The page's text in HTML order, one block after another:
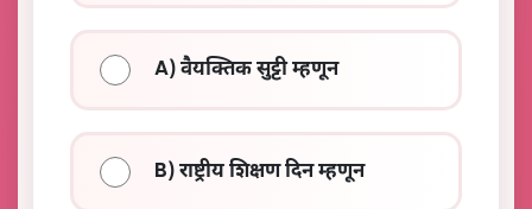
A) वैयक्तिक सुट्टी म्हणून
B) राष्ट्रीय शिक्षण दिन म्हणून